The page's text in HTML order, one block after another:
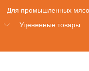
Для промышленных
Уцененные товары